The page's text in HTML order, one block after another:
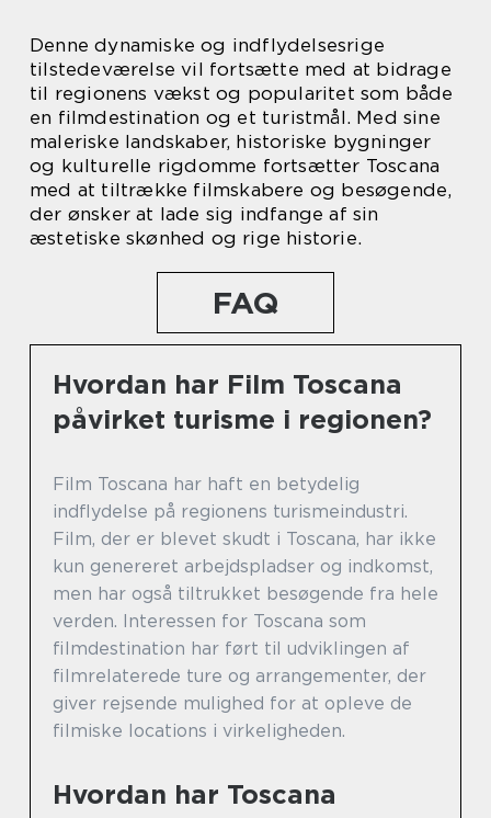
Denne dynamiske og indflydelsesrige
tilstedeværelse vil fortsætte med at bidrage
til regionens vækst og popularitet som både
en filmdestination og et turistmål. Med sine
maleriske landskaber, historiske bygninger
og kulturelle rigdomme fortsætter Toscana
med at tiltrække filmskabere og besøgende,
der ønsker at lade sig indfange af sin
æstetiske skønhed og rige historie.
FAQ
Hvordan har Film Toscana
påvirket turisme i regionen?
Film Toscana har haft en betydelig
indflydelse på regionens turismeindustri.
Film, der er blevet skudt i Toscana, har ikke
kun genereret arbejdspladser og indkomst,
men har også tiltrukket besøgende fra hele
verden. Interessen for Toscana som
filmdestination har ført til udviklingen af
filmrelaterede ture og arrangementer, der
giver rejsende mulighed for at opleve de
filmiske locations i virkeligheden.
Hvordan har Toscana